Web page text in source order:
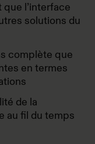
l’interface
solutions du
complète que
en termes
de la
au fil du temps